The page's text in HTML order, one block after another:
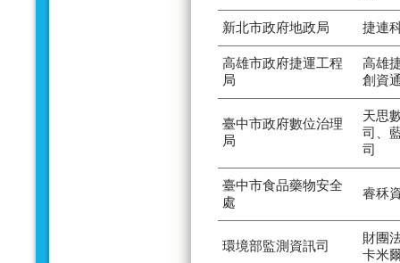
新北市政府地政局 捷連
高雄市政府捷運工程
局
高雄
創資
臺中市政府數位治理
局
天思
司、
司
臺中市食品藥物安全
處
睿秝
環境部監測資訊司
財團
卡米